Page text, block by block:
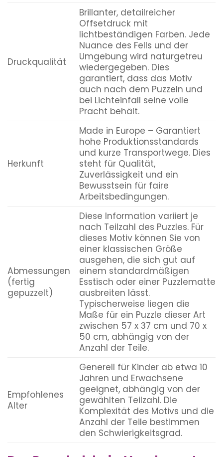
Druckqualität
Brillanter, detailreicher
Offsetdruck mit
lichtbeständigen Farben. Jede
Nuance des Fells und der
Umgebung wird naturgetreu
wiedergegeben. Dies
garantiert, dass das Motiv
auch nach dem Puzzeln und
bei Lichteinfall seine volle
Pracht behält.
Herkunft
Made in Europe – Garantiert
hohe Produktionsstandards
und kurze Transportwege. Dies
steht für Qualität,
Zuverlässigkeit und ein
Bewusstsein für faire
Arbeitsbedingungen.
Abmessungen
(fertig
gepuzzelt)
Diese Information variiert je
nach Teilzahl des Puzzles. Für
dieses Motiv können Sie von
einer klassischen Größe
ausgehen, die sich gut auf
einem standardmäßigen
Esstisch oder einer Puzzlematte
ausbreiten lässt.
Typischerweise liegen die
Maße für ein Puzzle dieser Art
zwischen 57 x 37 cm und 70 x
50 cm, abhängig von der
Anzahl der Teile.
Empfohlenes
Alter
Generell für Kinder ab etwa 10
Jahren und Erwachsene
geeignet, abhängig von der
gewählten Teilzahl. Die
Komplexität des Motivs und die
Anzahl der Teile bestimmen
den Schwierigkeitsgrad.